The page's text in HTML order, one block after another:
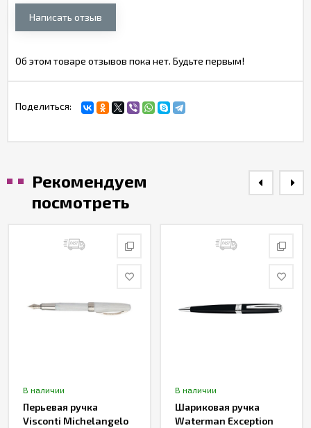
Написать отзыв
Об этом товаре отзывов пока нет. Будьте первым!
Поделиться:
Рекомендуем
посмотреть
В наличии
Перьевая ручка
Visconti Michelangelo
В наличии
Шариковая ручка
Waterman Exception